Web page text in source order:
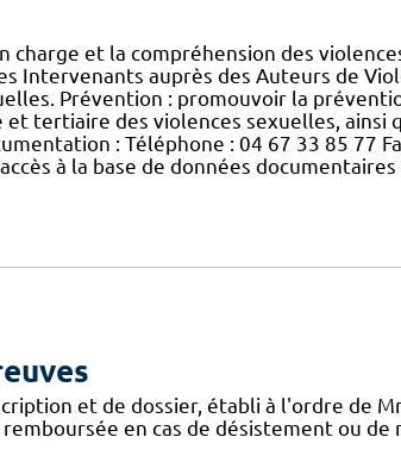
charge et la compréhension des
Intervenants auprès des Auteurs de
Prévention : promouvoir la
tertiaire des violences sexuelles, ainsi
: Téléphone : 04 67 33 85 77
à la base de données
et de dossier, établi à l'ordre de
en cas de désistement ou